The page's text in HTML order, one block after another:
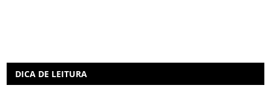
DICA DE LEITURA